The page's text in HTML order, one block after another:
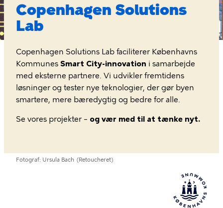
Copenhagen Solutions
Lab
Copenhagen Solutions Lab faciliterer Københavns
Kommunes Smart City-innovation i samarbejde
med eksterne partnere. Vi udvikler fremtidens
løsninger og tester nye teknologier, der gør byen
smartere, mere bæredygtig og bedre for alle.
Se vores projekter – og vær med til at tænke nyt.
Fotograf Ursula Bach (Retoucheret)